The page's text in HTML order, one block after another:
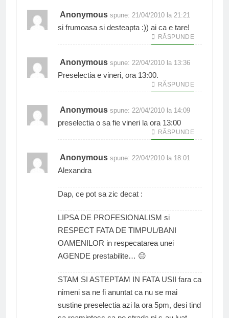
Anonymous spune: 21/04/2010 la 21:21
si frumoasa si desteapta :)) ai ca e tare!
RĂSPUNDE
Anonymous spune: 22/04/2010 la 13:36
Preselectia e vineri, ora 13:00.
RĂSPUNDE
Anonymous spune: 22/04/2010 la 14:09
preselectia o sa fie vineri la ora 13:00
RĂSPUNDE
Anonymous spune: 22/04/2010 la 18:01
Alexandra
Dap, ce pot sa zic decat :
LIPSA DE PROFESIONALISM si
RESPECT FATA DE TIMPUL/BANI
OAMENILOR in respecatarea unei
AGENDE prestabilite… 😐
STAM SI ASTEPTAM IN FATA USII fara ca
nimeni sa ne fi anuntat ca nu se mai
sustine preselectia azi la ora 5pm, desi tind